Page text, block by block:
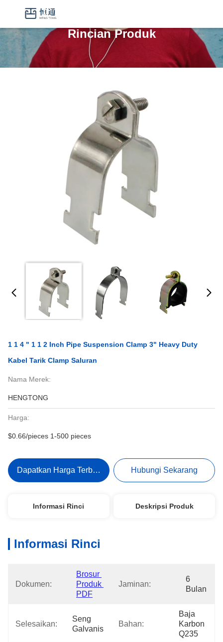
Rincian Produk
1 1 4 " 1 1 2 Inch Pipe Suspension Clamp 3" Heavy Duty
Kabel Tarik Clamp Saluran
Nama Merek:
HENGTONG
Harga:
$0.66/pieces 1-500 pieces
Dapatkan Harga Terbaik Hubungi Sekarang
Informasi Rinci Deskripsi Produk
Informasi Rinci
Dokumen:
Brosur
Produk
PDF
Jaminan:
6
Bulan
Selesaikan:
Seng
Galvanis
Bahan:
Baja
Karbon
Q235